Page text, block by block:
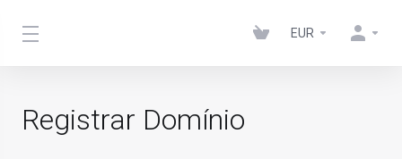
EUR
Registrar Domínio